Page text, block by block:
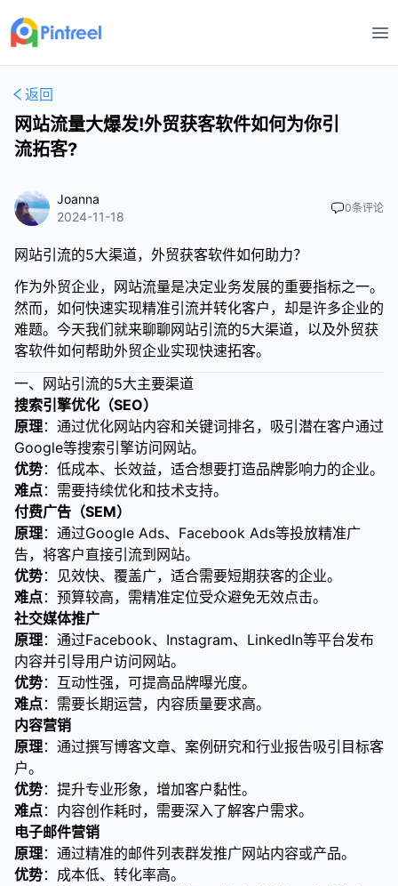
打
返回
网站流量大爆发!外贸获客软件如何为你引
流拓客?
Joanna
2024-11-18
0条评论
网站引流的5大渠道，外贸获客软件如何助力？
作为外贸企业，网站流量是决定业务发展的重要指标之一。
然而，如何快速实现精准引流并转化客户，却是许多企业的
难题。今天我们就来聊聊网站引流的5大渠道，以及外贸获
客软件如何帮助外贸企业实现快速拓客。
一、网站引流的5大主要渠道
搜索引擎优化（SEO）
原理：通过优化网站内容和关键词排名，吸引潜在客户通过
Google等搜索引擎访问网站。
优势：低成本、长效益，适合想要打造品牌影响力的企业。
难点：需要持续优化和技术支持。
付费广告（SEM）
原理：通过Google Ads、Facebook Ads等投放精准广
告，将客户直接引流到网站。
优势：见效快、覆盖广，适合需要短期获客的企业。
难点：预算较高，需精准定位受众避免无效点击。
社交媒体推广
原理：通过Facebook、Instagram、LinkedIn等平台发布
内容并引导用户访问网站。
优势：互动性强，可提高品牌曝光度。
难点：需要长期运营，内容质量要求高。
内容营销
原理：通过撰写博客文章、案例研究和行业报告吸引目标客
户。
优势：提升专业形象，增加客户黏性。
难点：内容创作耗时，需要深入了解客户需求。
电子邮件营销
原理：通过精准的邮件列表群发推广网站内容或产品。
优势：成本低、转化率高。